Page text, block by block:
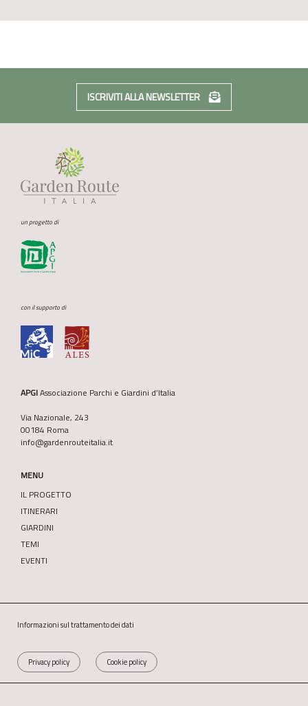
ISCRIVITI ALLA NEWSLETTER
un progetto di
con il supporto di
APGIAssociazione Parchi e Giardini d’Italia
Via Nazionale, 243
00184 Roma
info@gardenrouteitalia.it
MENU
IL PROGETTO
ITINERARI
GIARDINI
TEMI
EVENTI
Informazioni sul trattamento dei dati
Privacy policy Cookie policy